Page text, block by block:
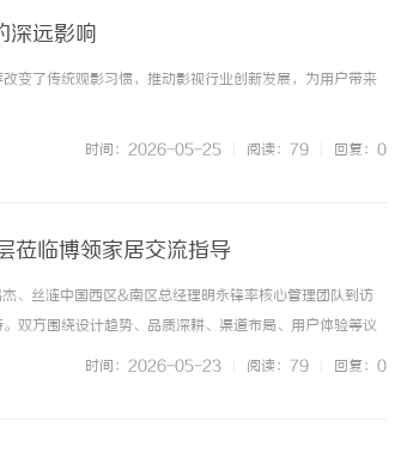
深远影响
变了传统观影习惯，推动影视行业创新发展，为用户带来
时间：2026-05-25 阅读：79 回复：0
莅临博领家居交流指导
丝涟中国西区&南区总经理明永锋率核心管理团队到访
双方围绕设计趋势、品质深耕、渠道布局、用户体验等议
，丝涟高层一行首先参观了博领全系列展厅——汉思普
时间：2026-05-23 阅读：79 回复：0
着做 探索分类信息网的多元化服务与发展前景全面
解析